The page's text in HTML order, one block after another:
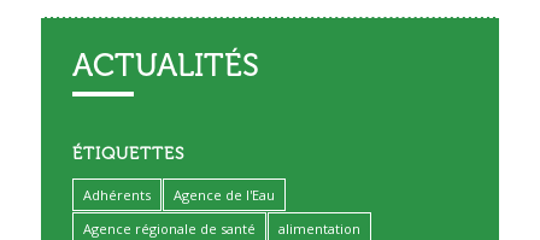
ACTUALITÉS
ÉTIQUETTES
Adhérents
Agence de l'Eau
Agence régionale de santé
alimentation